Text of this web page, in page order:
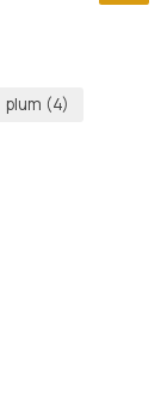
plum (4)